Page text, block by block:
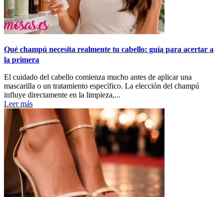
Qué champú necesita realmente tu cabello: guía para acertar a
la primera
El cuidado del cabello comienza mucho antes de aplicar una
mascarilla o un tratamiento específico. La elección del champú
influye directamente en la limpieza,...
Leer más